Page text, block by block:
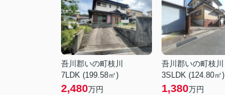
吾川郡いの町枝川
7LDK (199.58㎡)
2,480万円
吾川郡いの町枝川
3SLDK (124.80㎡)
1,380万円